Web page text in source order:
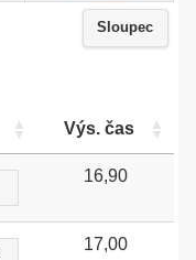
Sloupec
Výs. čas
16,90
17,00